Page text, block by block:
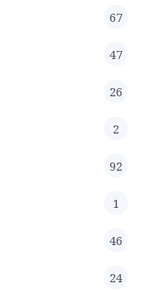
67
47
26
2
92
1
46
24